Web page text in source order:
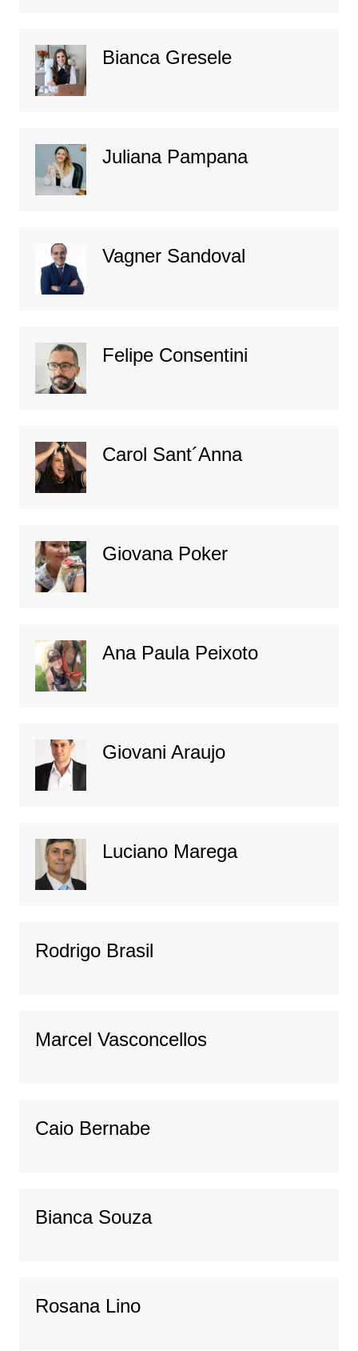
Bianca Gresele
Juliana Pampana
Vagner Sandoval
Felipe Consentini
Carol Sant´Anna
Giovana Poker
Ana Paula Peixoto
Giovani Araujo
Luciano Marega
Rodrigo Brasil
Marcel Vasconcellos
Caio Bernabe
Bianca Souza
Rosana Lino